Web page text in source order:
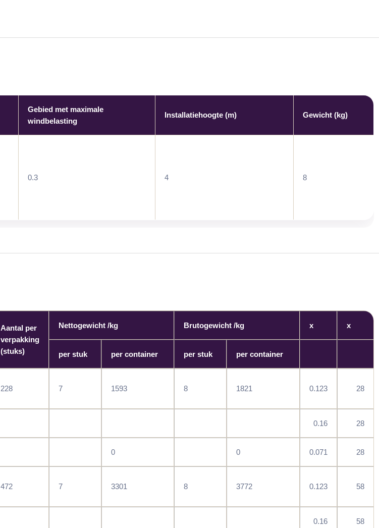
Gebied met maximale
windbelasting
Installatiehoogte (m) Gewicht (kg)
0.3 4 8
Aantal per
verpakking
(stuks)
Nettogewicht /kg Brutogewicht /kg x x
per stuk per container per stuk per container
228 7 1593 8 1821 0.123 28
0.16 28
0 0 0.071 28
472 7 3301 8 3772 0.123 58
0.16 58